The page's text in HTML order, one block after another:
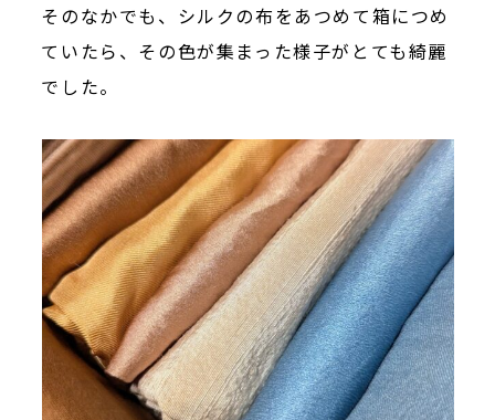
そのなかでも、シルクの布をあつめて箱につめ
ていたら、その色が集まった様子がとても綺麗
でした。